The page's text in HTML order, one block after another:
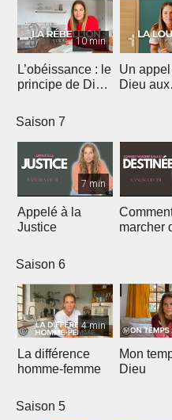
10 min
L’obéissance : le
principe de Dieu
vie
Un
Dieu aux
Saison 7
7 min
Appelé à la
Justice
marcher
Saison 6
4 min
La différence
homme-femme
Mon
Dieu
Saison 5